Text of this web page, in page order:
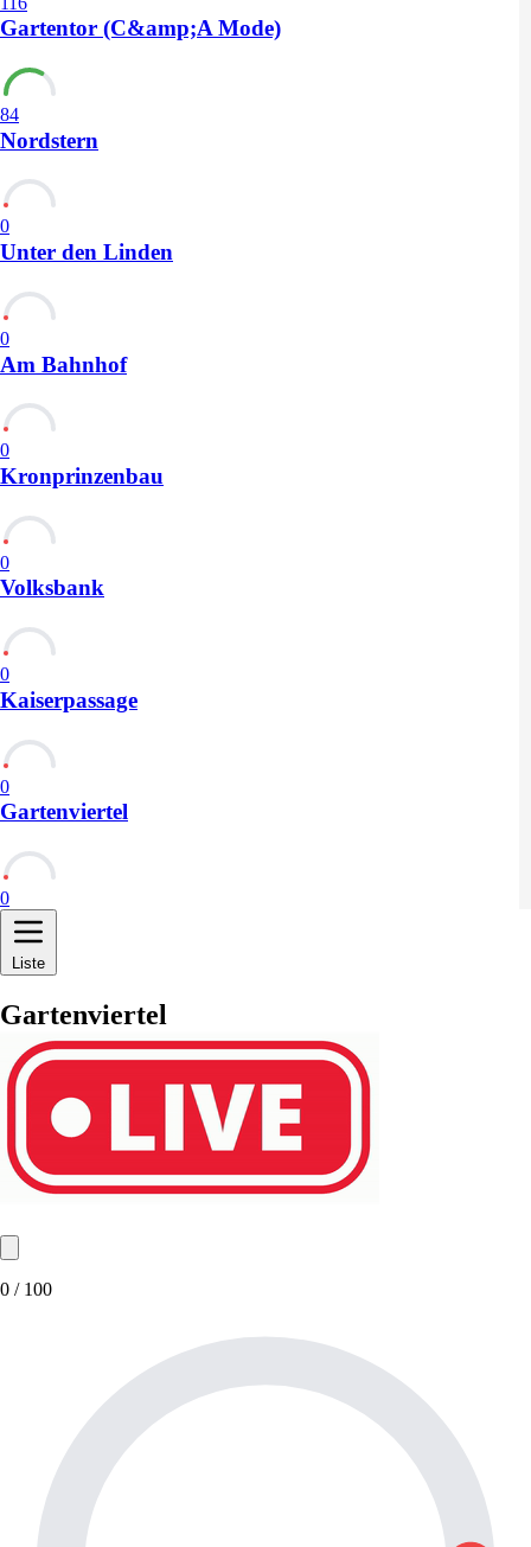
Gartentor (C&amp;A Mode)
84
Nordstern
0
Unter den Linden
0
Am Bahnhof
0
Kronprinzenbau
0
Volksbank
0
Kaiserpassage
0
Gartenviertel
0
Liste
Gartenviertel
0 / 100